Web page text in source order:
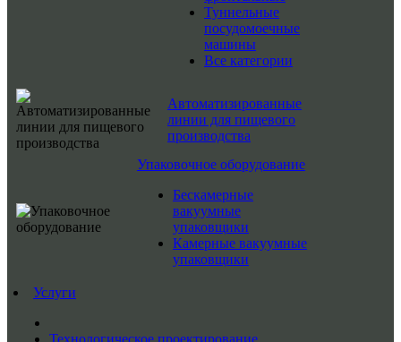
Туннельные
посудомоечные
машины
Все категории
Автоматизированные
линии для пищевого
производства
Упаковочное оборудование
Бескамерные
вакуумные
упаковщики
Камерные вакуумные
упаковщики
Услуги
Технологическое проектирование